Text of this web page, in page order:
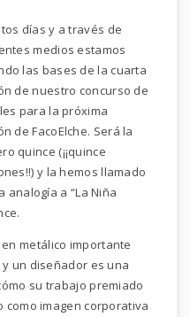
días y a través de
medios estamos
las bases de la cuarta
de nuestro concurso de
para la próxima
de FacoElche. Será la
quince (¡¡quince
y la hemos llamado
analogía a “La Niña
metálico importante
un diseñador es una
su trabajo premiado
como imagen corporativa